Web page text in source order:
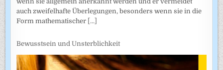
auch zweifel­hafte Überlegungen, besonders wenn sie in die
Form mathematischer [...]
Bewusstsein und Unsterblichkeit